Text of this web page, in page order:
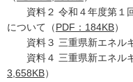
資料２ 令和４年度第１回
について（PDF：184KB）
資料３ 三重県新エネル
資料４ 三重県新エネル
3,658KB）